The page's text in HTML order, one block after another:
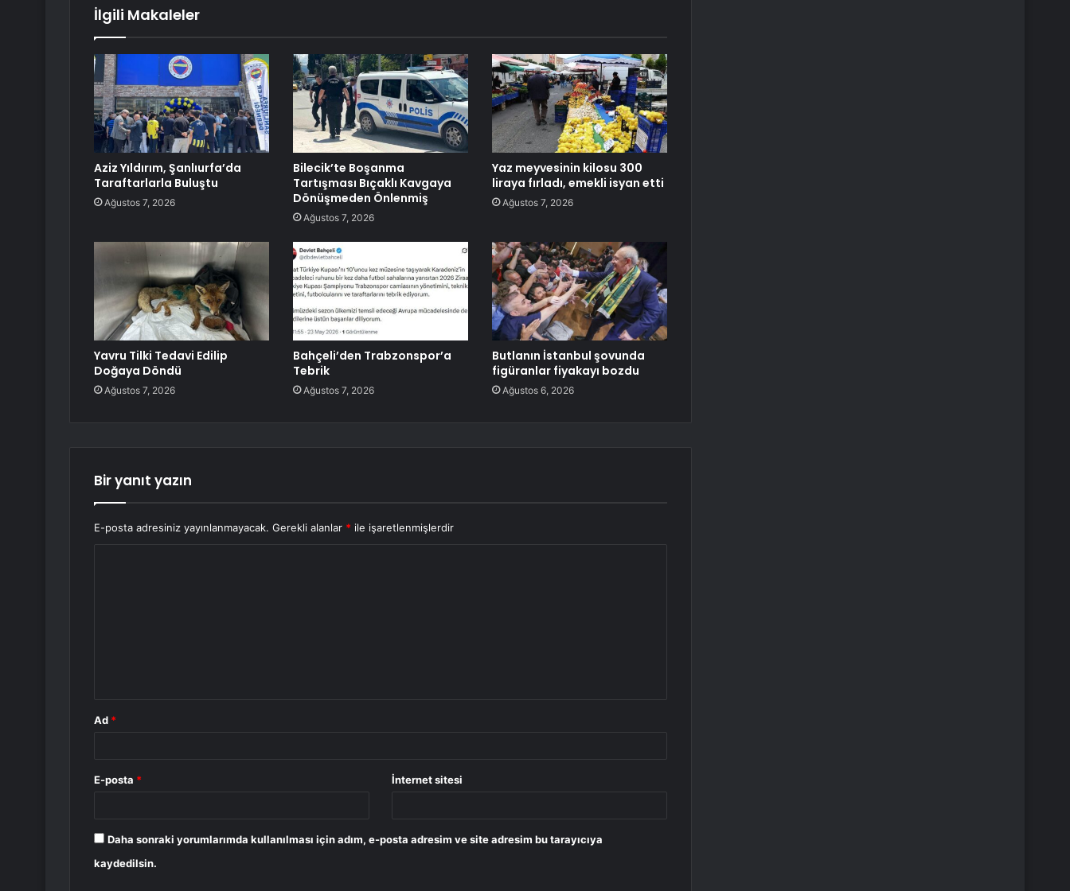
İlgili Makaleler
Aziz Yıldırım, Şanlıurfa’da
Taraftarlarla Buluştu
Ağustos 7, 2026
Bilecik’te Boşanma
Tartışması Bıçaklı Kavgaya
Dönüşmeden Önlenmiş
Ağustos 7, 2026
Yaz meyvesinin kilosu 300
liraya fırladı, emekli isyan etti
Ağustos 7, 2026
Yavru Tilki Tedavi Edilip
Doğaya Döndü
Ağustos 7, 2026
Bahçeli’den Trabzonspor’a
Tebrik
Ağustos 7, 2026
Butlanın İstanbul şovunda
figüranlar fiyakayı bozdu
Ağustos 6, 2026
Bir yanıt yazın
E-posta adresiniz yayınlanmayacak. Gerekli alanlar * ile işaretlenmişlerdir
Ad *
E-posta * İnternet sitesi
Daha sonraki yorumlarımda kullanılması için adım, e-posta adresim ve site adresim bu tarayıcıya
kaydedilsin.